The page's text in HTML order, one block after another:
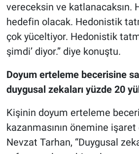
vereceksin ve katlanacaksın.
hedefin olacak. Hedonistik
çok yüceltiyor. Hedonistik
şimdi’ diyor.” diye konuştu.
Doyum erteleme becerisine
duygusal zekaları yüzde 20
Kişinin doyum erteleme
kazanmasının önemine
Nevzat Tarhan, “Duygusal